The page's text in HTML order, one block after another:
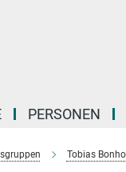
PERSONEN
Tobias